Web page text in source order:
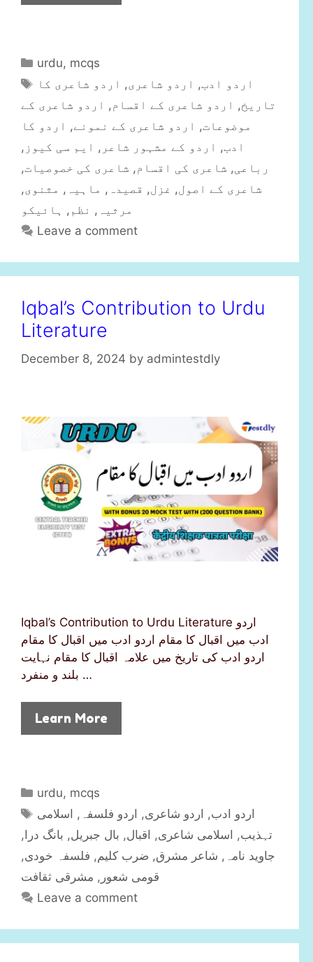
C
a
e
g
o
s
urdu, mcqs
T
s
اردو ادب, اردو شاعری, اردو شاعری کا
تاریخ, اردو شاعری کے اقسام, اردو شاعری کے
موضوعات, اردو شاعری کے نمونے, اردو کا
ادب, اردو کے مشہور شاعر , ایم سی کیوز ,
رباعی, شاعری کی اقسام, شاعری کی خصوصیات,
شاعری کے اصول, غزل, قصیدہ , ماہیہ , مثنوی,
مرثیہ , نظم , ہائیکو
Leave a comment
Iqbal’s Contribution to Urdu
Literature
December 8, 2024 by admintestdly
Iqbal’s Contribution to Urdu Literature اردو
ادب میں اقبال کا مقام اردو ادب میں اقبال کا مقام
اردو ادب کی تاریخ میں علامہ اقبال کا مقام نہایت
بلند و منفرد …
Learn More
C
t
e
g
o
r
e
s
urdu, mcqs
s
اردو ادب, اردو شاعری, اردو فلسفہ , اسلامی
تہذیب, اسلامی شاعری, اقبال, بال جبریل, بانگ درا,
جاوید نامہ , شاعر مشرق, ضرب کلیم, فلسفہ خودی,
قومی شعور , مشرقی ثقافت
Leave a comment